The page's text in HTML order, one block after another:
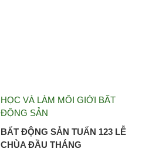
HỌC VÀ LÀM MÔI GIỚI BẤT
ĐỘNG SẢN
BẤT ĐỘNG SẢN TUẤN 123 LỄ
CHÙA ĐẦU THÁNG